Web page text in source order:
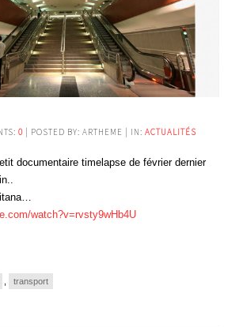
0 | POSTED BY: ARTHEME | IN: ACTUALITÉS
documentaire timelapse de février dernier
watch?v=rvsty9wHb4U
transport